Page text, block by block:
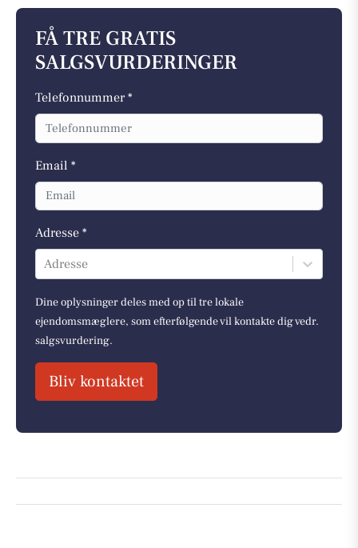
FÅ TRE GRATIS
SALGSVURDERINGER
Telefonnummer *
Email *
Adresse *
Adresse
Dine oplysninger deles med op til tre lokale
ejendomsmæglere, som efterfølgende vil kontakte dig vedr.
salgsvurdering.
Bliv kontaktet